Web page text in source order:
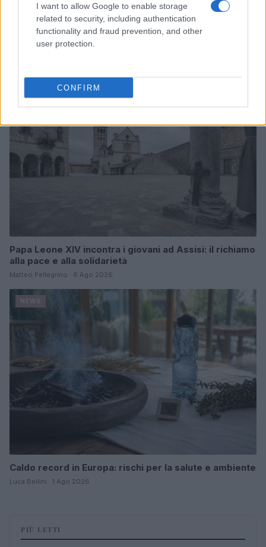
I want to allow Google to enable storage
related to security, including authentication
functionality and fraud prevention, and other
user protection.
CONFIRM
Papa Leone a Santa Maria degli Angeli: migliaia di
giovani per il meeting francescano
Papa Leone XIV incontra i giovani ad Assisi: il richiamo
alla pace e alla solidarietà
Matteo Pellegrino · 6 Ago 2026
Caldo record in Europa: rischi per la salute e ambiente
Luca Bellini · 1 Ago 2026
PIÙ LETTI